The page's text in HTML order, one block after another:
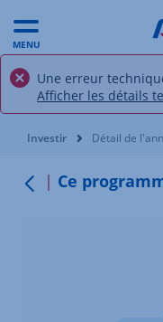
MENU
Une erreur
Afficher les détails
Vous êtes ici:
Investir Détail de
Ce